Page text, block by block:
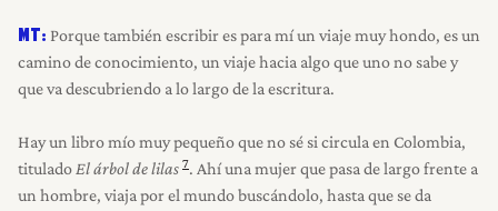
MT: Porque también escribir es para mí un viaje muy hondo, es un
camino de conocimiento, un viaje hacia algo que uno no sabe y
que va descubriendo a lo largo de la escritura.
Hay un libro mío muy pequeño que no sé si circula en Colombia,
titulado El árbol de lilas 7. Ahí una mujer que pasa de largo frente a
un hombre, viaja por el mundo buscándolo, hasta que se da